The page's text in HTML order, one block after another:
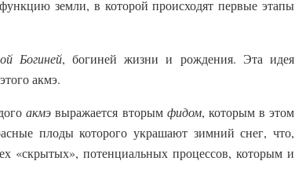
земли, в которой происходят первые этапы
Богиней, богиней жизни и рождения. Эта идея
акмэ.
акмэ выражается вторым фидом, которым в этом
плоды которого украшают зимний снег, что,
«скрытых», потенциальных процессов, которым и